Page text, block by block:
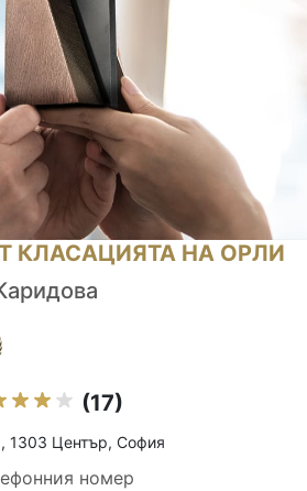
КЛАСАЦИЯТА НА ОРЛИ
(17)
1303 Център, София
номер